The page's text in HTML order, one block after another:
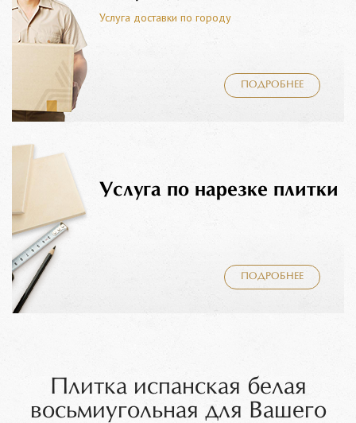
Услуга доставки по городу
ПОДРОБНЕЕ
Услуга по нарезке плитки
ПОДРОБНЕЕ
Плитка испанская белая
восьмиугольная для Вашего